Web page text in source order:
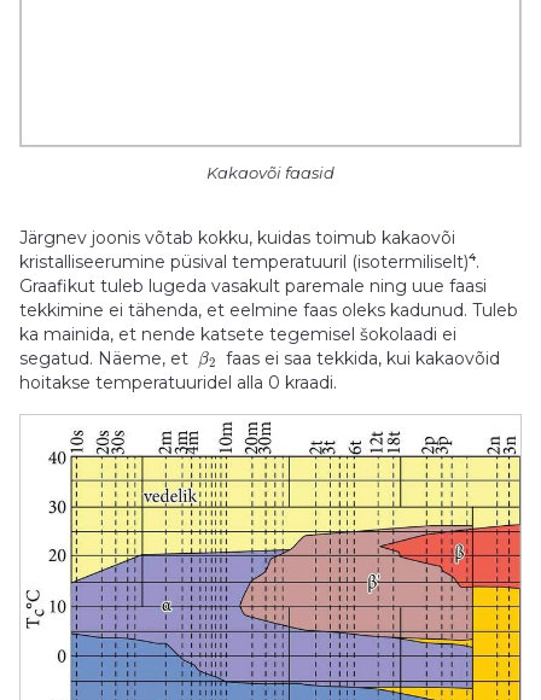
Kakaovõi faasid
Järgnev joonis võtab kokku, kuidas toimub kakaovõi
kristalliseerumine püsival temperatuuril (isotermiliselt)4.
Graafikut tuleb lugeda vasakult paremale ning uue faasi
tekkimine ei tähenda, et eelmine faas oleks kadunud. Tuleb
ka mainida, et nende katsete tegemisel šokolaadi ei
segatud. Näeme, et
β2
faas ei saa tekkida, kui kakaovõid
hoitakse temperatuuridel alla 0 kraadi.